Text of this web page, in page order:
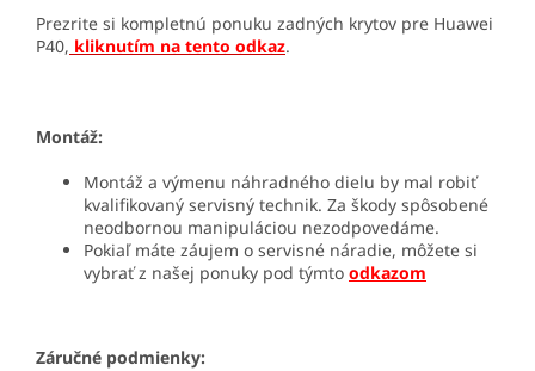
Prezrite si kompletnú ponuku zadných krytov pre Huawei
P40, kliknutím na tento odkaz.
Montáž:
Montáž a výmenu náhradného dielu by mal robiť
kvalifikovaný servisný technik. Za škody spôsobené
neodbornou manipuláciou nezodpovedáme.
Pokiaľ máte záujem o servisné náradie, môžete si
vybrať z našej ponuky pod týmto odkazom
Záručné podmienky: